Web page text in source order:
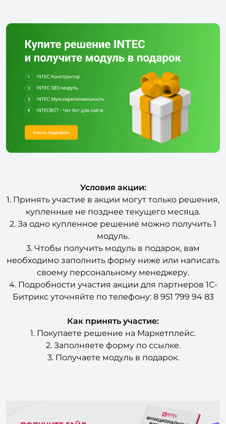
Условия акции:
1. Принять участие в акции могут только решения,
купленные не позднее текущего месяца.
2. За одно купленное решение можно получить 1
модуль.
3. Чтобы получить модуль в подарок, вам
необходимо заполнить форму ниже или написать
своему персональному менеджеру.
4. Подробности участия акции для партнеров 1С-
Битрикс уточняйте по телефону: 8 951 799 94 83
Как принять участие:
1. Покупаете решение на Маркетплейс.
2. Заполняете форму по ссылке.
3. Получаете модуль в подарок.